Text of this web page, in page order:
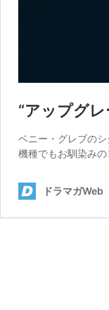
“アップグ
ベニー・グレブの
機種でもお馴染み
ドラマガWeb